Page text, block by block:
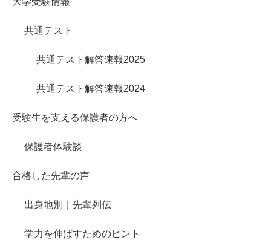
共通テスト
共通テスト解答速報2025
共通テスト解答速報2024
受験生を支える保護者の方へ
保護者体験談
合格した先輩の声
出身地別｜先輩列伝
学力を伸ばすためのヒント